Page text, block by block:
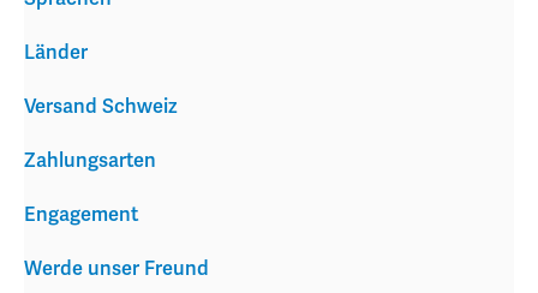
Versand Schweiz
Zahlungsarten
Engagement
Werde unser Freund
Länder